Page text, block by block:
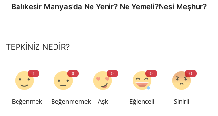
Balıkesir Manyas'da Ne Yenir? Ne Yemeli?Nesi Meşhur?
TEPKINIZ NEDIR?
1
Beğenmek
0
Beğenmemek
0
Aşk
0
Eğlenceli
0
Sinirli